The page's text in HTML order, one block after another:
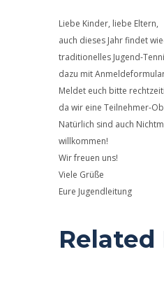
Liebe Kinder, liebe Eltern,
auch dieses Jahr findet
traditionelles Jugend-
dazu mit
Meldet euch bitte
da wir eine Teilnehmer-
Natürlich sind auch
willkommen!
Wir freuen uns!
Viele Grüße
Eure Jugendleitung
Related